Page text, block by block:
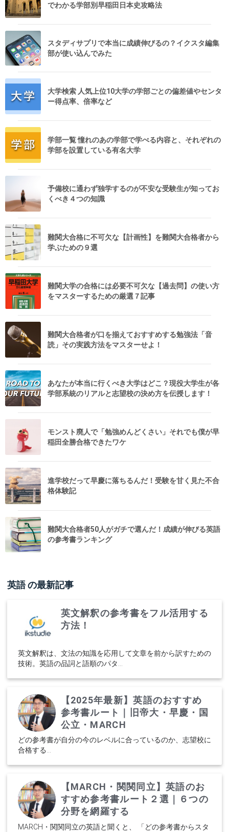
でわかる学部別早稲田日本史攻略法
スタディサプリで本当に成績伸びるの？イクスタ編集
部が使い込んでみた
大学検索 人気上位10大学の学部ごとの偏差値やセンタ
ー得点率、倍率など
学部一覧 憧れのあの学部で学べる内容と、それぞれの
学部を設置している有名大学
予備校に通わず独学するのが不安な受験生が知ってお
くべき４つの知識
難関大合格に不可欠な【計画性】を難関大合格者から
学ぶための９選
難関大学の合格には必要不可欠な【過去問】の使い方
をマスターするための厳選７記事
難関大合格者が口を揃えておすすめする勉強法「音
読」その実践方法をマスターせよ！
あなたが本当に行くべき大学はどこ？現役大学生が各
学部系統のリアルと志望校の決め方を伝授します！
モンスト廃人で「勉強めんどくさい」それでも僕が早
稲田全勝合格できたワケ
進学校だって早慶に落ちるんだ！受験を甘く見た不合
格体験記
難関大合格者50人がガチで選んだ！成績が伸びる英語
の参考書ランキング
英語の最新記事
英文解釈の参考書をフル活用する
方法！
英文解釈は、文法の知識を応用して文章を前から訳すための
技術。英語の品詞と語順のパタ...
【2025年最新】英語のおすすめ
参考書ルート｜旧帝大・早慶・国
公立・MARCH
どの参考書が自分の今のレベルに合っているのか、志望校に
合格する...
【MARCH・関関同立】英語のお
すすめ参考書ルート２選｜６つの
分野を網羅する
MARCH・関関同立の英語と聞くと、 「どの参考書からスタ